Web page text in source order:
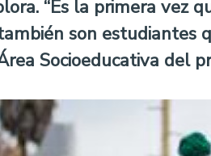
“Es la primera vez
son
Socioeducativa del